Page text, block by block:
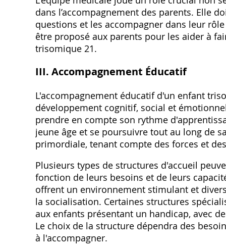
dans l’accompagnement des parents. Elle
questions et les accompagner dans leur
être proposé aux parents pour les aider à
trisomique 21.
III. Accompagnement Éducatif
L'accompagnement éducatif d'un enfant
développement cognitif‚ social et
prendre en compte son rythme
jeune âge et se poursuivre tout au long de
primordiale‚ tenant compte des forces et
Plusieurs types de structures d'accueil
fonction de leurs besoins et de leurs
offrent un environnement stimulant et
la socialisation. Certaines structures
aux enfants présentant un handicap‚ avec
Le choix de la structure dépendra des
à l'accompagner.